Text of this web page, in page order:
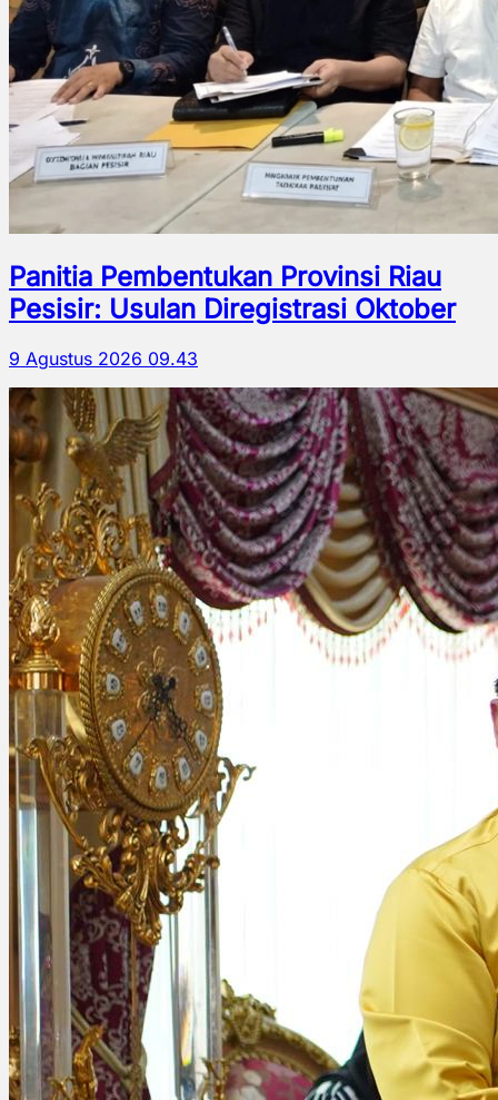
Panitia Pembentukan Provinsi Riau
Pesisir: Usulan Diregistrasi Oktober
9 Agustus 2026 09.43